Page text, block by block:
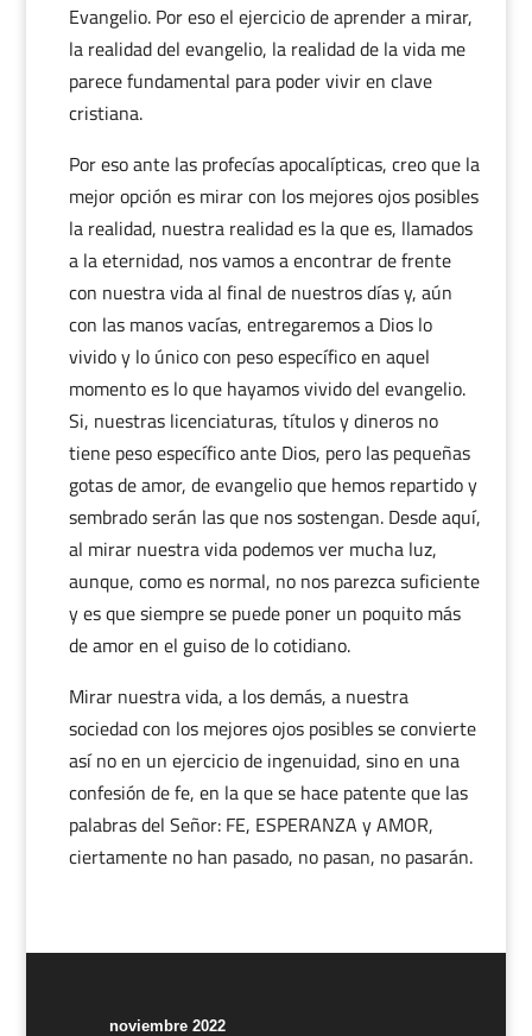
Evangelio. Por eso el ejercicio de aprender a mirar,
la realidad del evangelio, la realidad de la vida me
parece fundamental para poder vivir en clave
cristiana.
Por eso ante las profecías apocalípticas, creo que la
mejor opción es mirar con los mejores ojos posibles
la realidad, nuestra realidad es la que es, llamados
a la eternidad, nos vamos a encontrar de frente
con nuestra vida al final de nuestros días y, aún
con las manos vacías, entregaremos a Dios lo
vivido y lo único con peso específico en aquel
momento es lo que hayamos vivido del evangelio.
Si, nuestras licenciaturas, títulos y dineros no
tiene peso específico ante Dios, pero las pequeñas
gotas de amor, de evangelio que hemos repartido y
sembrado serán las que nos sostengan. Desde aquí,
al mirar nuestra vida podemos ver mucha luz,
aunque, como es normal, no nos parezca suficiente
y es que siempre se puede poner un poquito más
de amor en el guiso de lo cotidiano.
Mirar nuestra vida, a los demás, a nuestra
sociedad con los mejores ojos posibles se convierte
así no en un ejercicio de ingenuidad, sino en una
confesión de fe, en la que se hace patente que las
palabras del Señor: FE, ESPERANZA y AMOR,
ciertamente no han pasado, no pasan, no pasarán.
noviembre 2022